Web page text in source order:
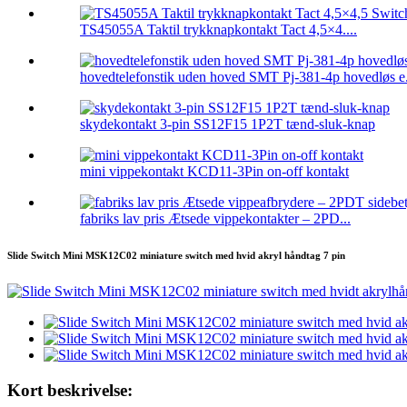
TS45055A Taktil trykknapkontakt Tact 4,5×4....
hovedtelefonstik uden hoved SMT Pj-381-4p hovedløs
skydekontakt 3-pin SS12F15 1P2T tænd-sluk-knap
mini vippekontakt KCD11-3Pin on-off kontakt
fabriks lav pris Ætsede vippekontakter – 2PD...
Slide Switch Mini MSK12C02 miniature switch med hvid akryl håndtag 7 pin
Kort beskrivelse: